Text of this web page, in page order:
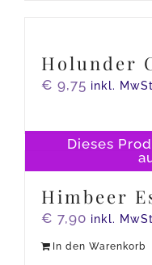
Dieses
Holunder
€ 9,75 inkl.
Himbeer
€ 7,90 inkl.
In den Warenkorb